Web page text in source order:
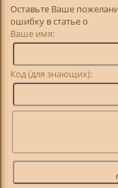
Оставьте Ваше
ошибку в статье о
Ваше имя:
Код (для знающих):